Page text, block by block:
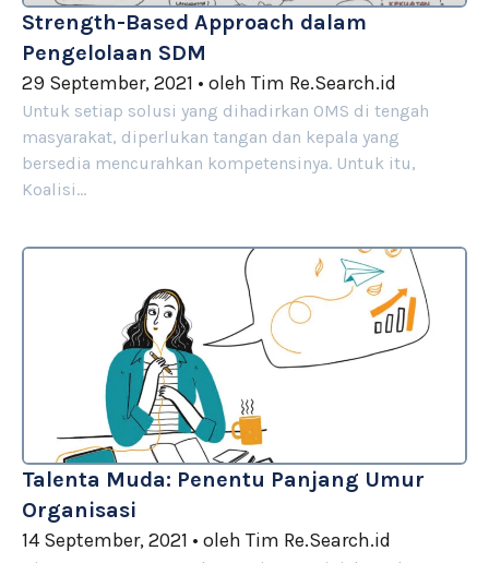
Strength-Based Approach dalam
Pengelolaan SDM
29 September, 2021 • oleh Tim Re.Search.id
Untuk setiap solusi yang dihadirkan OMS di tengah
masyarakat, diperlukan tangan dan kepala yang
bersedia mencurahkan kompetensinya. Untuk itu,
Koalisi…
Talenta Muda: Penentu Panjang Umur
Organisasi
14 September, 2021 • oleh Tim Re.Search.id